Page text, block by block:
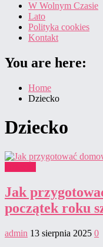
W Wolnym Czasie
Lato
Polityka cookies
Kontakt
You are here:
Home
Dziecko
Dziecko
Jak
początek roku
admin 13 sierpnia 2025 0